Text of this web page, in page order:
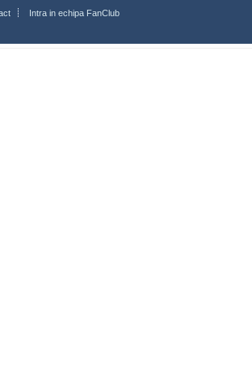
Intra in echipa FanClub